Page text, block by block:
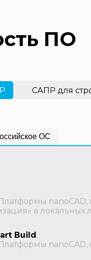
ПО
САПР для
ОС
nanoCAD,
в локальных
Build
nanoCAD,